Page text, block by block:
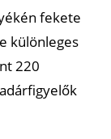
fekete
különleges
220